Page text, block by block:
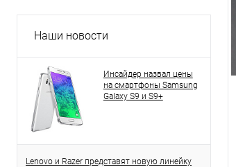
Наши новости
Инсайдер назвал цены
на смартфоны Samsung
Galaxy S9 и S9+
Lenovo и Razer представят новую линейку